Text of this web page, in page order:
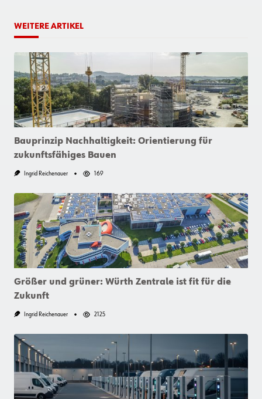
WEITERE ARTIKEL
Bauprinzip Nachhaltigkeit: Orientierung für
zukunftsfähiges Bauen
Ingrid Reichenauer 169
Größer und grüner: Würth Zentrale ist fit für die
Zukunft
Ingrid Reichenauer 2125